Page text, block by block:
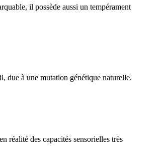
il possède aussi un tempérament
due à une mutation génétique naturelle.
réalité des capacités sensorielles très